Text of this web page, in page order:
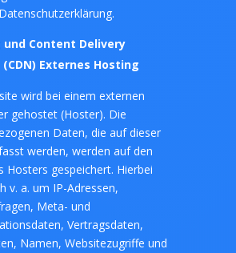
und Content Delivery
Externes Hosting
wird bei einem externen
gehostet (Hoster). Die
Daten, die auf dieser
werden, werden auf den
Hosters gespeichert. Hierbei
v. a. um IP-Adressen,
Meta- und
Vertragsdaten,
Namen, Websitezugriffe und